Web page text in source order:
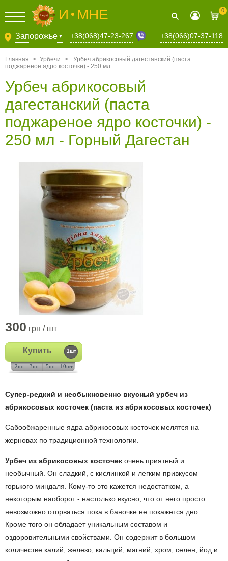
И МНЕ 0
Запорожье ▼ +38(068)47-23-267 +38(066)07-37-118
Главная > Урбечи >
Урбеч абрикосовый дагестанский (паста
поджареное ядро косточки) - 250 мл
Урбеч абрикосовый
дагестанский (паста
поджареное ядро косточки) -
250 мл - Горный Дагестан
300 грн / шт
Купить 1шт
2шт 3шт 5шт 10шт
Супер-редкий и необыкновенно вкусный урбеч из
абрикосовых косточек (паста из абрикосовых косточек)
Сабообжаренные ядра абрикосовых косточек мелятся на
жерновах по традиционной технологии.
Урбеч из абрикосовых косточек очень приятный и
необычный. Он сладкий, c кислинкой и легким привкусом
горького миндаля. Кому-то это кажется недостатком, а
некоторым наоборот - настолько вкусно, что от него просто
невозможно оторваться пока в баночке не покажется дно.
Кроме того он обладает уникальным составом и
оздоровительными свойствами. Он содержит в большом
количестве калий, железо, кальций, магний, хром, селен, йод и